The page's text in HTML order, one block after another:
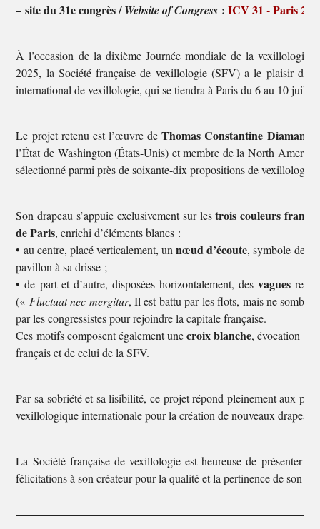
– site du 31e congrès /Website of Congress :ICV 31 - Paris
À l’occasion de la dixième Journée mondiale de la vexillologie,
2025, la Société française de vexillologie (SFV) a le plaisir de
international de vexillologie, qui se tiendra à Paris du 6 au 10 juillet
Le projet retenu est l’œuvre deThomas Constantine
l’État de Washington (États-Unis) et membre de la North
sélectionné parmi près de soixante-dix propositions de
Son drapeau s’appuie exclusivement sur lestrois couleurs
de Paris, enrichi d’éléments blancs :
• au centre, placé verticalement, unnœud d’écoute, symbole de la
pavillon à sa drisse ;
• de part et d’autre, disposées horizontalement, des vagues
(« Fluctuat nec mergitur, Il est battu par les flots, mais ne
par les congressistes pour rejoindre la capitale française.
Ces motifs composent également unecroix blanche, évocation à
français et de celui de la SFV.
Par sa sobriété et sa lisibilité, ce projet répond pleinement aux
vexillologique internationale pour la création de nouveaux
La Société française de vexillologie est heureuse de présenter
félicitations à son créateur pour la qualité et la pertinence de son